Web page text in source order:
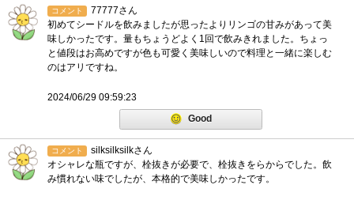
コメント
77777さん
初めてシードルを飲みましたが思ったよりリンゴの甘みがあって美
味しかったです。量もちょうどよく1回で飲みきれました。ちょっ
と値段はお高めですが色も可愛く美味しいので料理と一緒に楽しむ
のはアリですね。
2024/06/29 09:59:23
Good
コメント
silksilksilkさん
オシャレな瓶ですが、栓抜きが必要で、栓抜きをらからでした。飲
み慣れない味でしたが、本格的で美味しかったです。